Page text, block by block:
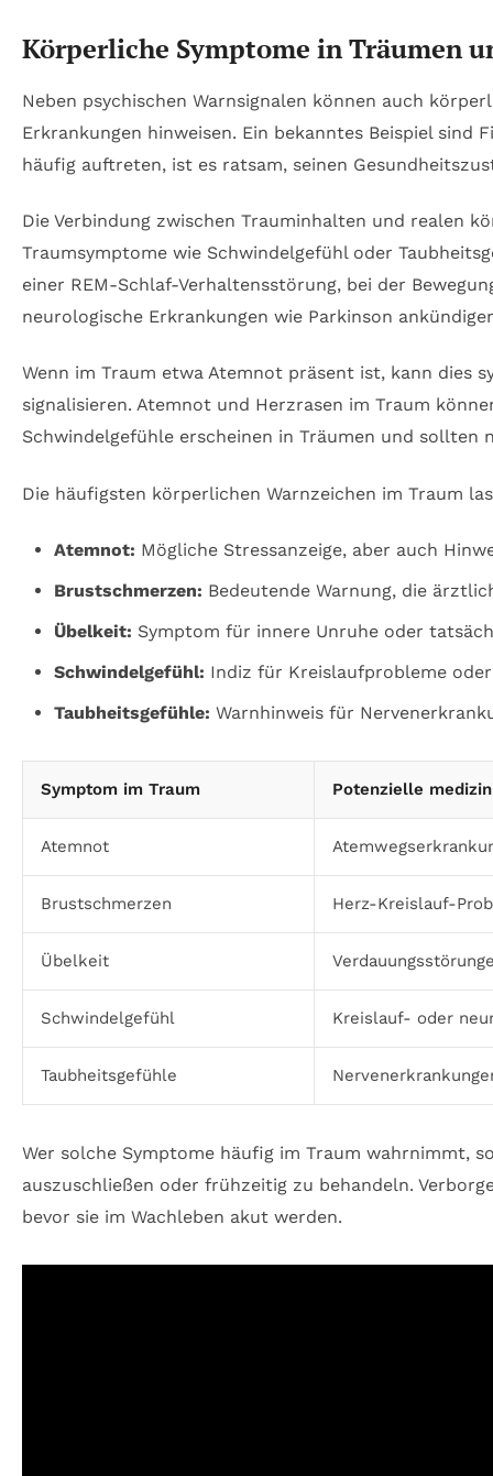
Körperliche Symptome in Träumen
Neben psychischen Warnsignalen können auch
Erkrankungen hinweisen. Ein bekanntes Beispiel sind
häufig auftreten, ist es ratsam, seinen
Die Verbindung zwischen Trauminhalten und realen
Traumsymptome wie Schwindelgefühl oder
einer REM-Schlaf-Verhaltensstörung, bei der
neurologische Erkrankungen wie Parkinson
Wenn im Traum etwa Atemnot präsent ist, kann dies
signalisieren. Atemnot und Herzrasen im Traum
Schwindelgefühle erscheinen in Träumen und sollten
Die häufigsten körperlichen Warnzeichen im Traum
Atemnot: Mögliche Stressanzeige, aber auch
Brustschmerzen: Bedeutende Warnung, die
Übelkeit: Symptom für innere Unruhe oder
Schwindelgefühl: Indiz für Kreislaufprobleme
Taubheitsgefühle: Warnhinweis für
Symptom im Traum Potenzielle
Atemnot
Brustschmerzen Herz-Kreislauf-
Übelkeit
Schwindelgefühl Kreislauf- oder
Taubheitsgefühle
Wer solche Symptome häufig im Traum wahrnimmt,
auszuschließen oder frühzeitig zu behandeln.
bevor sie im Wachleben akut werden.